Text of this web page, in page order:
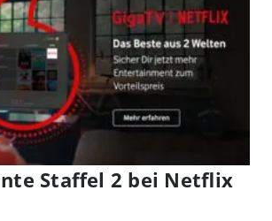
Staffel 2 bei Netflix